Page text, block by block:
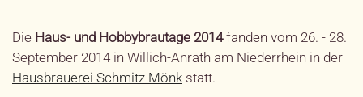
Die Haus- und Hobbybrautage 2014fanden vom 26. - 28.
September 2014 in Willich-Anrath am Niederrhein in der
Hausbrauerei Schmitz Mönk statt.